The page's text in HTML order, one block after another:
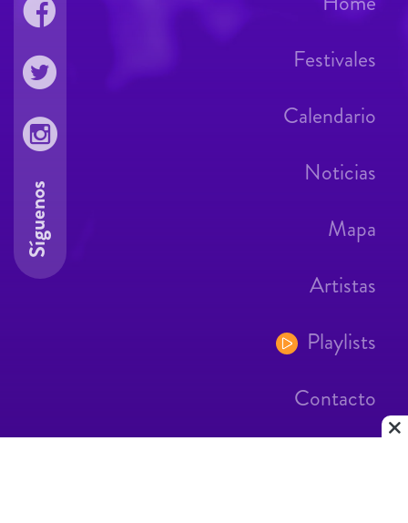
Festivales
Calendario
Noticias
Mapa
Artistas
Playlists
Contacto
Síguenos